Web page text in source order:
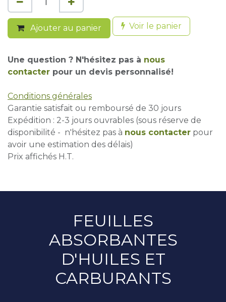
Ajouter au panier Voir le panier
Une question ? N'hésitez pas à nous
contacter pour un devis personnalisé!
Conditions générales
Garantie satisfait ou remboursé de 30 jours
Expédition : 2-3 jours ouvrables (sous réserve de
disponibilité - n'hésitez pas à nous contacter pour
avoir une estimation des délais)
Prix affichés H.T.
FEUILLES
ABSORBANTES
D'HUILES ET
CARBURANTS